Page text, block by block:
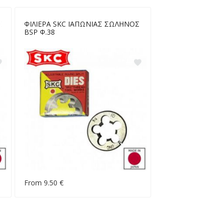
ΦΙΛΙΕΡΑ SKC ΙΑΠΩΝΙΑΣ ΣΩΛΗΝΟΣ
BSP Φ.38
From 9.50 €